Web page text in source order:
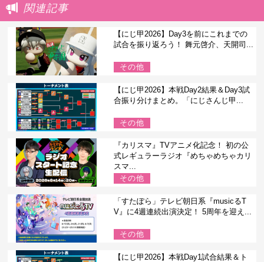
関連記事
【にじ甲2026】Day3を前にこれまでの
試合を振り返ろう！ 舞元啓介、天開司...
その他
【にじ甲2026】本戦Day2結果＆Day3試
合振り分けまとめ。「にじさんじ甲...
その他
『カリスマ』TVアニメ化記念！ 初の公
式レギュラーラジオ『めちゃめちゃカリ
スマ...
その他
「すたぽら」テレビ朝日系『musicるT
V』に4週連続出演決定！ 5周年を迎え...
その他
【にじ甲2026】本戦Day1試合結果＆ト